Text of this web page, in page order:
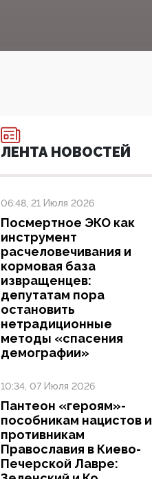
ЛЕНТА НОВОСТЕЙ
06:48, 21 Июля 2026
Посмертное ЭКО как
инструмент
расчеловечивания и
кормовая база
извращенцев:
депутатам пора
остановить
нетрадиционные
методы «спасения
демографии»
10:34, 07 Июля 2026
Пантеон «героям»-
пособникам нацистов и
противникам
Православия в Киево-
Печерской Лавре: